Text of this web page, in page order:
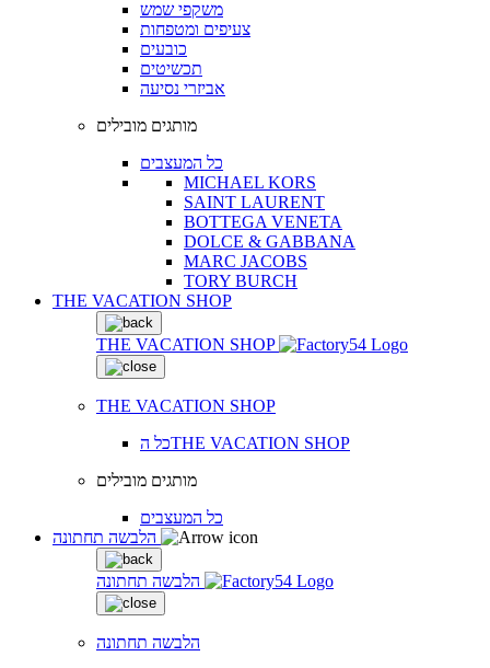
משקפי שמש
צעיפים ומטפחות
כובעים
תכשיטים
אביזרי נסיעה
מותגים מובילים
כל המעצבים
MICHAEL KORS
SAINT LAURENT
BOTTEGA VENETA
DOLCE & GABBANA
MARC JACOBS
TORY BURCH
THE VACATION SHOP
THE VACATION SHOP
THE VACATION SHOP
כל הTHE VACATION SHOP
מותגים מובילים
כל המעצבים
הלבשה תחתונה
הלבשה תחתונה